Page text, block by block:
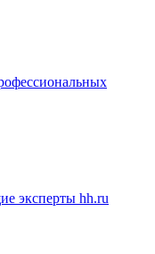
эксперты hh.ru